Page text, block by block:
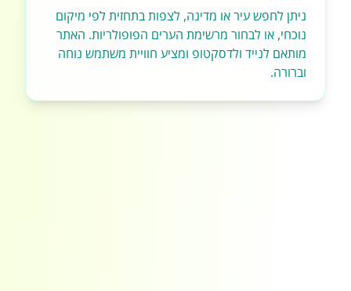
ניתן לחפש עיר או מדינה, לצפות בתחזית לפי מיקום
נוכחי, או לבחור מרשימת הערים הפופולריות. האתר
מותאם לנייד ולדסקטופ ומציע חוויית משתמש נוחה
וברורה.